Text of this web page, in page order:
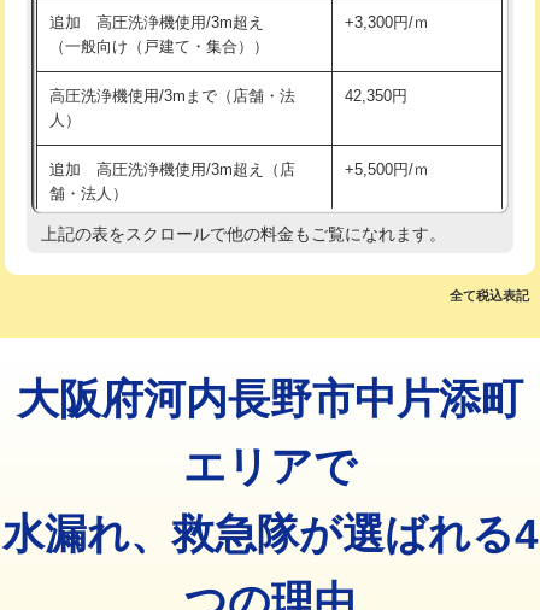
※給水管工事は20mmまでの価格です。
持込商品取付（浄水器・分岐水栓） 16,500円
業）
排水管工事（追加 排水管工事/3ｍ超
え）
マス交換（土の掘削・埋め戻し作業） 11,000円~
マス交換（深さ50㎝以上） 66,000円
コンクリート斫り（厚さ10㎝超え） 38,500円
モルタル補修（厚さ10㎝まで） 27,500円
追加 高圧洗浄機使用/3m超え
（一般向け（戸建て・集合））
+3,300円/ｍ
高圧洗浄機使用/3mまで（店舗・法
人）
42,350円
追加 高圧洗浄機使用/3m超え（店
舗・法人）
+5,500円/ｍ
高度高圧洗浄換 現地調査
トーラー機使用/3mまで 33,000円
追加トーラー機使用/3m超え +3,300円
8,800円
止水・漏水調査・防水処理・清掃・修
11,000円
上記の表をスクロールで他の料金もご覧になれます。
全て税込表記
大阪府河内長野市中片添町
エリアで
水漏れ、救急隊が選ばれる4